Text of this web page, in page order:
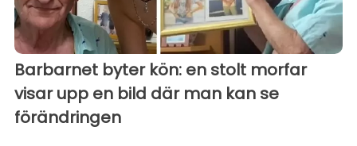
Barbarnet byter kön: en stolt morfar
visar upp en bild där man kan se
förändringen